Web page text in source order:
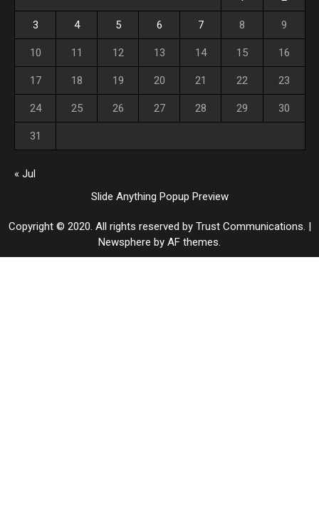
3 4 5 6 7 8 9
10 11 12 13 14 15 16
17 18 19 20 21 22 23
24 25 26 27 28 29 30
31
« Jul
Slide Anything Popup Preview
Copyright © 2020. All rights reserved by Trust Communications. |
Newsphere by AF themes.